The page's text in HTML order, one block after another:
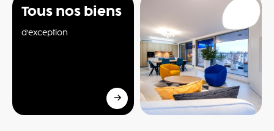
Tous nos biens
d'exception